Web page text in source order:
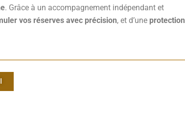
. Grâce à un accompagnement indépendant et
vos réserves avec précision, et d’une protection